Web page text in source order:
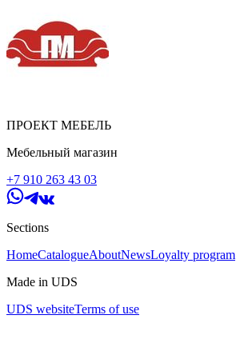
ПРОЕКТ МЕБЕЛЬ
Мебельный магазин
+7 910 263 43 03
Sections
HomeCatalogueAboutNewsLoyalty program
Made in UDS
UDS websiteTerms of use